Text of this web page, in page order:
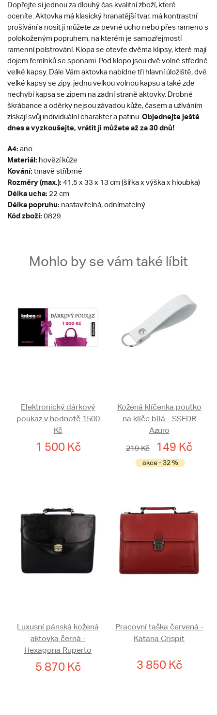
Dopřejte si jednou za dlouhý čas kvalitní zboží, které
oceníte. Aktovka má klasický hranatější tvar, má kontrastní
prošívání a nosit ji můžete za pevné ucho nebo přes rameno s
polokoženým popruhem, na kterém je samozřejmostí
ramenní polstrování. Klopa se otevře dvěma klipsy, které mají
dojem řemínků se sponami. Pod klopo jsou dvě volné středně
velké kapsy. Dále Vám aktovka nabídne tři hlavní úložiště, dvě
velké kapsy se zipy, jednu velkou volnou kapsu a také zde
nechybí kapsa se zipem na zadní straně aktovky. Drobné
škrábance a oděrky nejsou závadou kůže, časem a užíváním
získají svůj individuální charakter a patinu. Objednejte ještě
dnes a vyzkoušejte, vrátit ji můžete až za 30 dnů!
A4: ano
Materiál: hovězí kůže
Kování: tmavě stříbrné
Rozměry (max.): 41,5 x 33 x 13 cm (šířka x výška x hloubka)
Délka ucha: 22 cm
Délka popruhu: nastavitelná, odnímatelný
Kód zboží: 0829
Mohlo by se vám také líbit
Elektronický dárkový
poukaz v hodnotě 1500
Kč
1 500 Kč
Kožená klíčenka poutko
na klíče bílá - SSFDR
Azuro
219 Kč
149 Kč
akce - 32 %
Luxusní pánská kožená
aktovka černá -
Hexagona Ruperto
5 870 Kč
Pracovní taška červená -
Katana Crispit
3 850 Kč